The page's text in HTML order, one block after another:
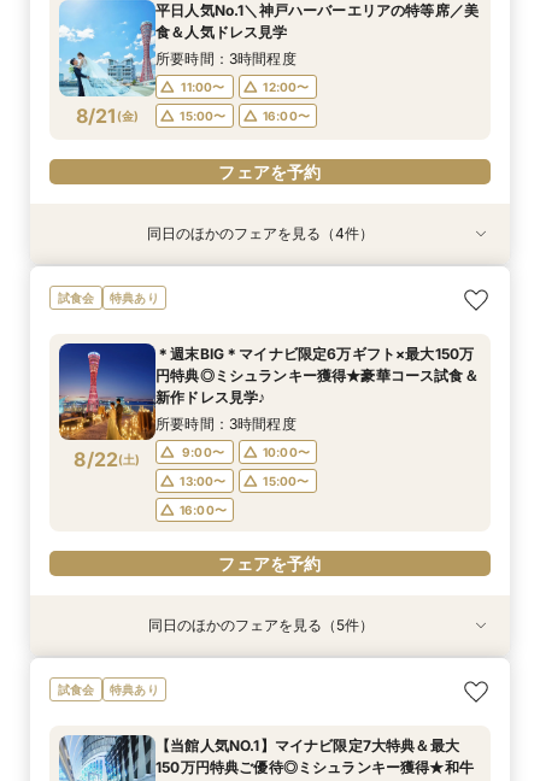
8/20 (木)
17:00〜
フェアを予約
8/20 (木)
11:00〜
12:00〜
15:00〜
フェアを予約
8/20 (木)
11:00〜
12:00〜
15:00〜
16:00〜
フェアを予約
8/20 (木)
11:00〜
12:00〜
15:00〜
16:00〜
フェアを予約
8/21 (金)
平日人気No.1＼神戸ハーバーエリアの特等席／美
食＆人気ドレス見学
所要時間：3時間程度
11:00〜
12:00〜
15:00〜
16:00〜
フェアを予約
特典あり
8/21(金)
＼金曜限定／人気ドレス試着&大聖堂見学＊最大
150万円特典＊
11:00〜 15:00〜
フェアを予約
8/21(金)
【お仕事終わり＊最短120分】挙式体験×見積り
相談会＊最大150万ご優待
17:00〜
フェアを予約
特典あり
8/21(金)
＼初見学で5万円分ギフト／美景＆試食付ファー
ストステップ相談会
11:00〜
12:00〜
15:00〜
16:00〜
フェアを予約
特典あり
8/21(金)
少人数プラン相談会＊20名様～美食＆人気ドレ
ス見学＊
11:00〜
12:00〜
15:00〜
16:00〜
フェアを予約
同日のほかのフェアを見る（4件）
試食会 特典あり
8/22(土)
＊週末BIG＊マイナビ限定6万ギフト×最大150万
円特典◎ミシュランキー獲得★豪華コース試食＆
新作ドレス見学♪
所要時間：3時間程度
9:00〜
10:00〜
13:00〜
15:00〜
16:00〜
フェアを予約
特典あり
＼初見学がおすすめ！／絶品試食＊5万円相当ギ
フト&最大150万円特典
9:00〜 10:00〜
特典あり
＊何も決まってなくてOK！ご結婚式を検討し始
めた方へ＊コース試食×安心見積相談♪
9:00〜 10:00〜
特典あり
【少人数×贅沢婚】20名〜叶う上質なおもてなし
＊絶景オーシャンビュー＆4万円牛フィレ試食
9:00〜 10:00〜
特典あり
【2件目以降の見学歓迎】他館の見積持参で挙式
料プレゼント×本音の見積比較フェア
9:00〜 10:00〜
特典あり
《AMがお得！》花嫁体験◎ドレス30万円特典×
カラー診断＆オーシャンビューで豪華美食×感動
所要時間：3時間程度
同日のほかのフェアを見る（5件）
試食会 特典あり
【当館人気NO.1】マイナビ限定7大特典＆最大
150万円特典ご優待◎ミシュランキー獲得★和牛